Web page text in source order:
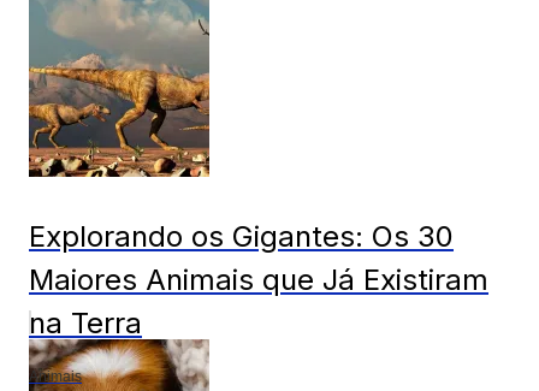
Explorando os Gigantes: Os 30
Maiores Animais que Já Existiram
na Terra
Animais